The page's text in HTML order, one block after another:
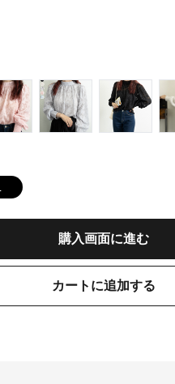
購入画面に進む
カートに追加する